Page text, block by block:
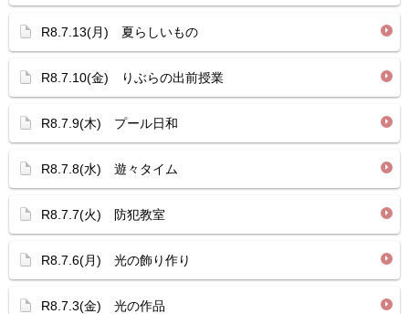
R8.7.13(月) 夏らしいもの
R8.7.10(金) りぶらの出前授業
R8.7.9(木) プール日和
R8.7.8(水) 遊々タイム
R8.7.7(火) 防犯教室
R8.7.6(月) 光の飾り作り
R8.7.3(金) 光の作品